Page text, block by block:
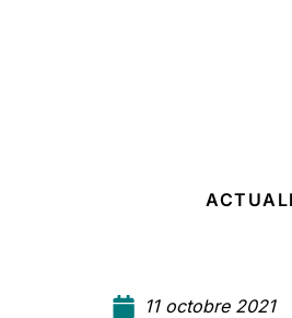
11 octobre 2021